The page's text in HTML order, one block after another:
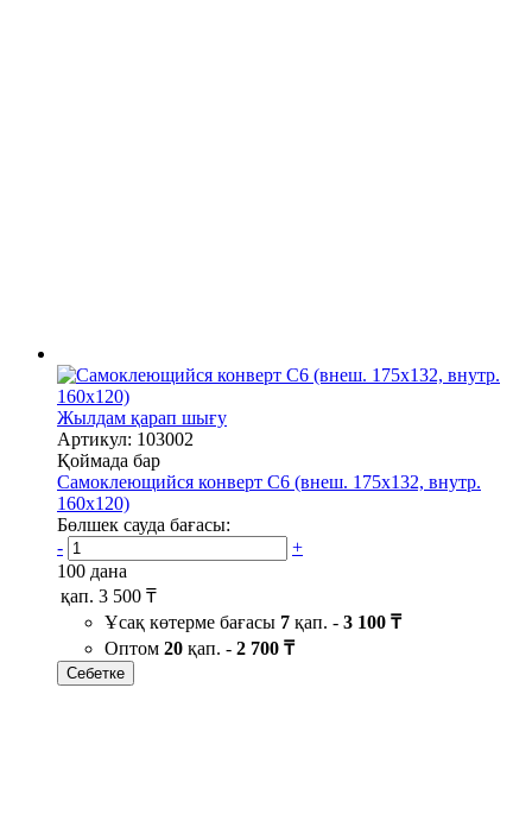
Жылдам қарап шығу
Артикул: 103002
Қоймада бар
Самоклеющийся конверт С6 (внеш. 175х132, внутр.
160х120)
Бөлшек сауда бағасы:
-
+
100 дана
қап. 3 500 ₸
Ұсақ көтерме бағасы 7 қап. - 3 100 ₸
Оптом 20 қап. - 2 700 ₸
Себетке